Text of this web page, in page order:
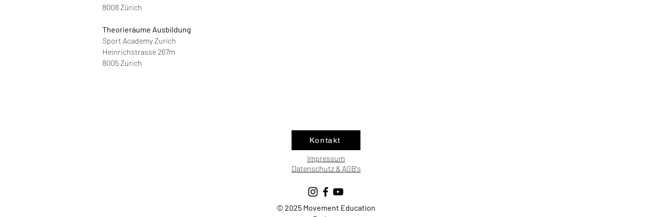
8008 Zürich
Theorieräume Ausbildung
Sport Academy Zurich
Heinrichstrasse 267m
8005 Zürich
Kontakt
Impressum
Datenschutz & AGB's
© 2025 Movement Education